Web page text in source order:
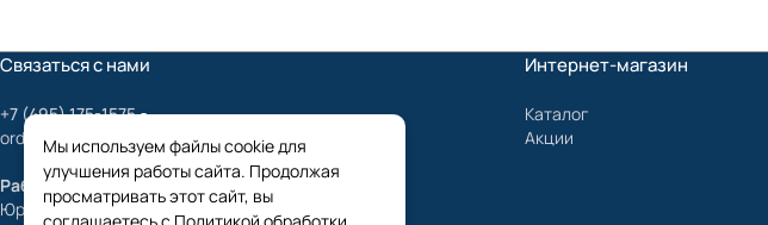
Связаться с нами
+7 (495) 175-1575
order@mygrundfos.ru
Работаем только с юридическими лицами
Юридический адрес:
Интернет-магазин
Каталог
Акции
Мы используем файлы cookie для
улучшения работы сайта. Продолжая
просматривать этот сайт, вы